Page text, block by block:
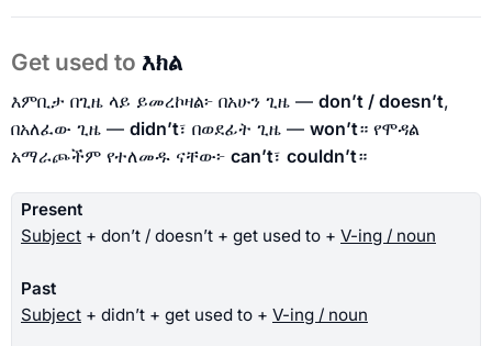
Get used to እክል
እምቢታ በጊዜ ላይ ይመረኮዛል፦ በአሁን ጊዜ — don’t / doesn’t,
በአለፈው ጊዜ — didn’t፣ በወደፊት ጊዜ — won’t። የሞዳል
አማራጮችም የተለመዱ ናቸው፦ can’t፣ couldn’t።
Present
Subject + don’t / doesn’t + get used to + V-ing / noun
Past
Subject + didn’t + get used to + V-ing / noun